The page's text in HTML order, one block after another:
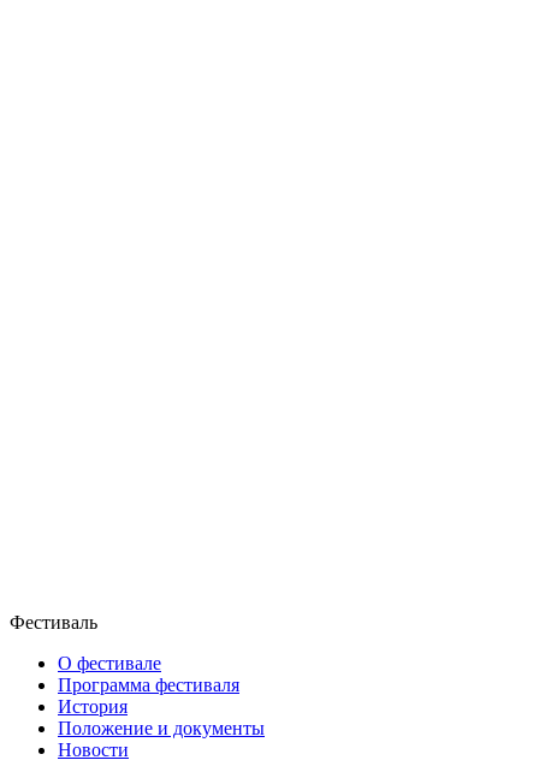
Фестиваль
О фестивале
Программа фестиваля
История
Положение и документы
Новости